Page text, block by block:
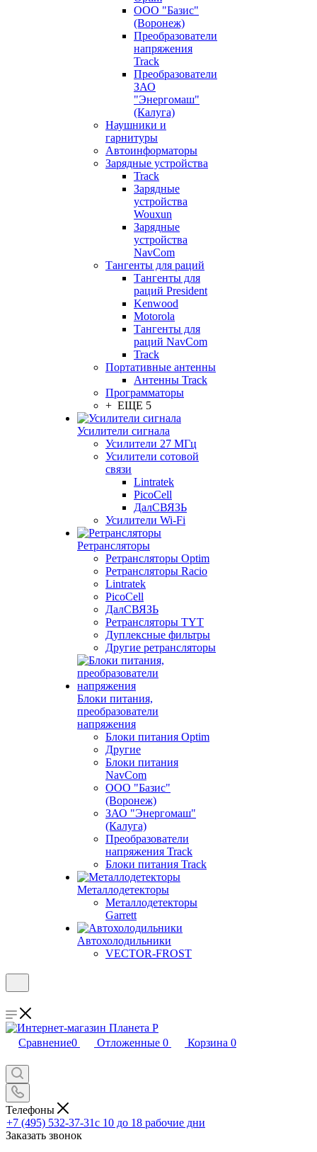
ООО "Базис"
(Воронеж)
Преобразователи
напряжения
Track
Преобразователи
ЗАО
"Энергомаш"
(Калуга)
Наушники и
гарнитуры
Автоинформаторы
Зарядные устройства
Track
Зарядные
устройства
Wouxun
Зарядные
устройства
NavCom
Тангенты для раций
Тангенты для
раций President
Kenwood
Motorola
Тангенты для
раций NavCom
Track
Портативные антенны
Антенны Track
Программаторы
+ ЕЩЕ 5
Усилители сигнала
Усилители 27 МГц
Усилители сотовой
связи
Lintratek
PicoCell
ДалСВЯЗЬ
Усилители Wi-Fi
Ретрансляторы
Ретрансляторы Optim
Ретрансляторы Racio
Lintratek
PicoCell
ДалСВЯЗЬ
Ретрансляторы TYT
Дуплексные фильтры
Другие ретрансляторы
Блоки питания,
преобразователи
напряжения
Блоки питания Optim
Другие
Блоки питания
NavCom
ООО "Базис"
(Воронеж)
ЗАО "Энергомаш"
(Калуга)
Преобразователи
напряжения Track
Блоки питания Track
Металлодетекторы
Металлодетекторы
Garrett
Автохолодильники
VECTOR-FROST
Сравнение0 Отложенные 0 Корзина 0
Телефоны
+7 (495) 532-37-31с 10 до 18 рабочие дни
Заказать звонок